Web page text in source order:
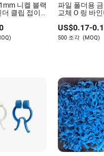
니켈 블랙
클립 접이
립 문구용, 12
파일 폴더용
교체 O 링 바
니즘
US$0.17-
500 조각 (MOQ)